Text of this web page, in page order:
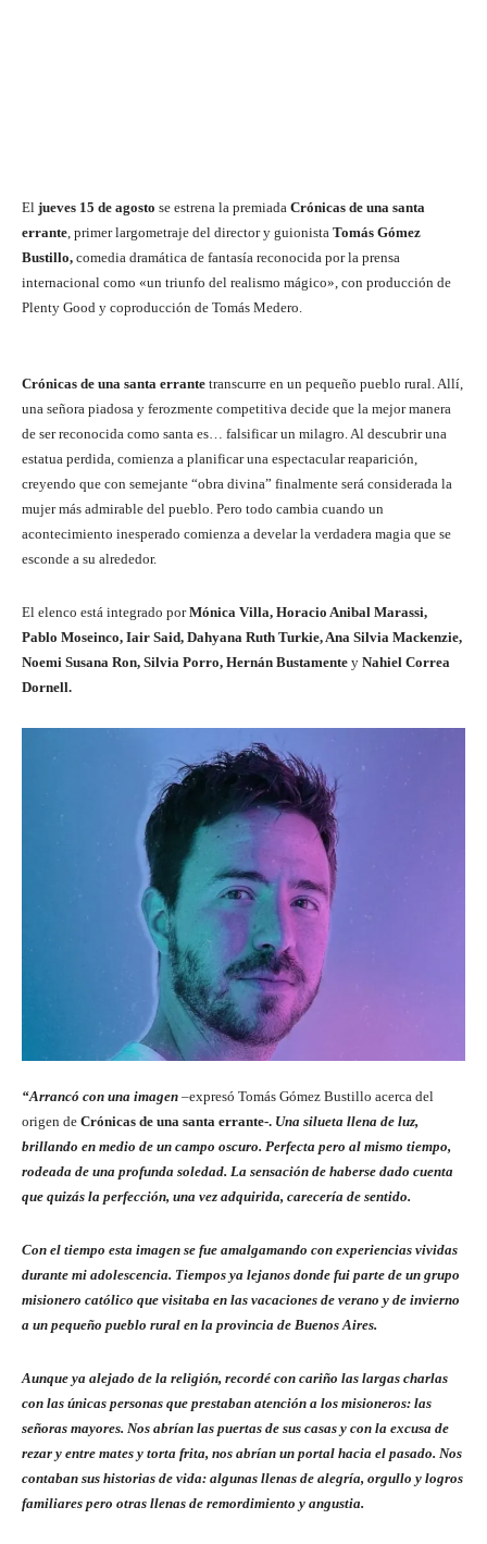
El jueves 15 de agosto se estrena la premiada Crónicas de una santa
errante, primer largometraje del director y guionista Tomás Gómez
Bustillo, comedia dramática de fantasía reconocida por la prensa
internacional como «un triunfo del realismo mágico», con producción de
Plenty Good y coproducción de Tomás Medero.
Crónicas de una santa errante transcurre en un pequeño pueblo rural. Allí,
una señora piadosa y ferozmente competitiva decide que la mejor manera
de ser reconocida como santa es… falsificar un milagro. Al descubrir una
estatua perdida, comienza a planificar una espectacular reaparición,
creyendo que con semejante “obra divina” finalmente será considerada la
mujer más admirable del pueblo. Pero todo cambia cuando un
acontecimiento inesperado comienza a develar la verdadera magia que se
esconde a su alrededor.
El elenco está integrado porMónica Villa, Horacio Anibal Marassi,
Pablo Moseinco, Iair Said, Dahyana Ruth Turkie, Ana Silvia Mackenzie,
Noemi Susana Ron, Silvia Porro, Hernán Bustamente y Nahiel Correa
Dornell.
“Arrancó con una imagen –expresó Tomás Gómez Bustillo acerca del
origen de Crónicas de una santa errante-. Una silueta llena de luz,
brillando en medio de un campo oscuro. Perfecta pero al mismo tiempo,
rodeada de una profunda soledad. La sensación de haberse dado cuenta
que quizás la perfección, una vez adquirida, carecería de sentido.
Con el tiempo esta imagen se fue amalgamando con experiencias vividas
durante mi adolescencia. Tiempos ya lejanos donde fui parte de un grupo
misionero católico que visitaba en las vacaciones de verano y de invierno
a un pequeño pueblo rural en la provincia de Buenos Aires.
Aunque ya alejado de la religión, recordé con cariño las largas charlas
con las únicas personas que prestaban atención a los misioneros: las
señoras mayores. Nos abrían las puertas de sus casas y con la excusa de
rezar y entre mates y torta frita, nos abrían un portal hacia el pasado. Nos
contaban sus historias de vida: algunas llenas de alegría, orgullo y logros
familiares pero otras llenas de remordimiento y angustia.